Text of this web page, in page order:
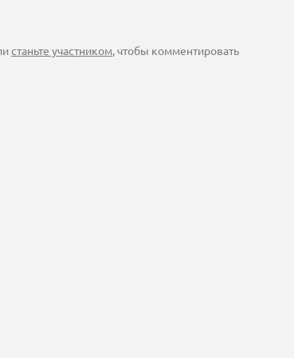
станьте участником, чтобы комментировать